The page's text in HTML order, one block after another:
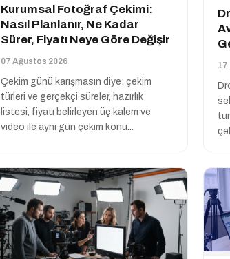
Kurumsal Fotoğraf Çekimi:
Nasıl Planlanır, Ne Kadar
Sürer, Fiyatı Neye Göre Değişir
07 Ağustos 2026
Çekim günü karışmasın diye: çekim
türleri ve gerçekçi süreler, hazırlık
listesi, fiyatı belirleyen üç kalem ve
video ile aynı gün çekim konu...
17